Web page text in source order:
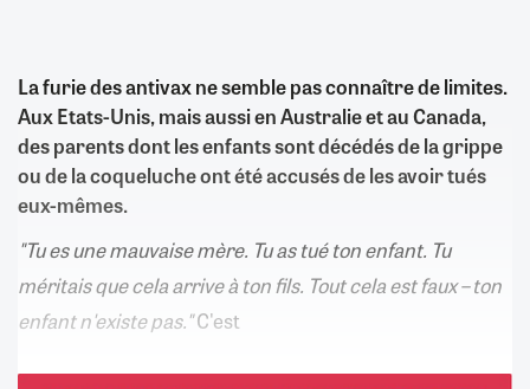
La furie des antivax ne semble pas connaître de limites.
Aux Etats-Unis, mais aussi en Australie et au Canada,
des parents dont les enfants sont décédés de la grippe
ou de la coqueluche ont été accusés de les avoir tués
eux-mêmes.
"Tu es une mauvaise mère. Tu as tué ton enfant. Tu
méritais que cela arrive à ton fils. Tout cela est faux – ton
enfant n'existe pas."C'est